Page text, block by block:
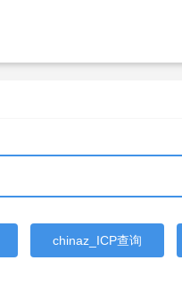
chinaz_ICP查询